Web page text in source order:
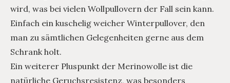
wird, was bei vielen Wollpullovern der Fall sein kann.
Einfach ein kuschelig weicher Winterpullover, den
man zu sämtlichen Gelegenheiten gerne aus dem
Schrank holt.
Ein weiterer Pluspunkt der Merinowolle ist die
natürliche Geruchsresistenz, was besonders